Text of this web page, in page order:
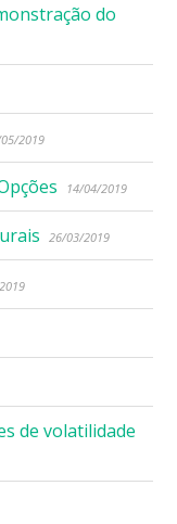
do
2019
14/04/2019
26/03/2019
de volatilidade